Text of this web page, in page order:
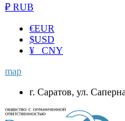
₽ RUB
€EUR
$USD
¥ CNY
map
г. Саратов, ул.